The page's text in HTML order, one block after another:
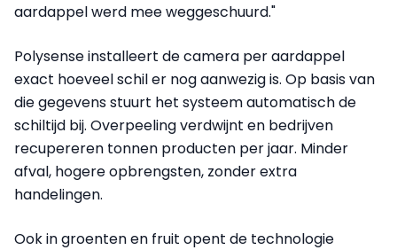
aardappel werd mee weggeschuurd."
Polysense installeert de camera per aardappel
exact hoeveel schil er nog aanwezig is. Op basis van
die gegevens stuurt het systeem automatisch de
schiltijd bij. Overpeeling verdwijnt en bedrijven
recupereren tonnen producten per jaar. Minder
afval, hogere opbrengsten, zonder extra
handelingen.
Ook in groenten en fruit opent de technologie